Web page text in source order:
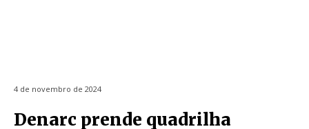
4 de novembro de 2024
Denarc prende quadrilha